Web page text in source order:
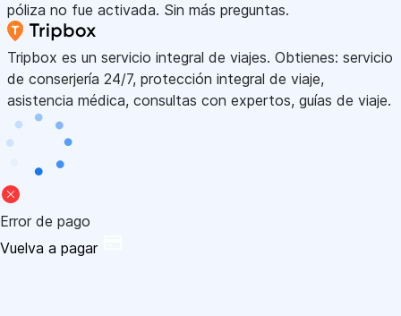
póliza no fue activada. Sin más preguntas.
Tripbox es un servicio integral de viajes. Obtienes: servicio
de conserjería 24/7, protección integral de viaje,
asistencia médica, consultas con expertos, guías de viaje.
Error de pago
Vuelva a pagar